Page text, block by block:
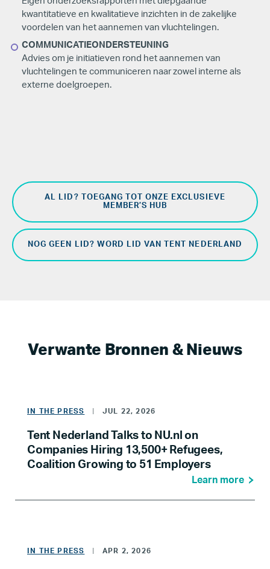
kwantitatieve en kwalitatieve inzichten in de zakelijke
voordelen van het aannemen van vluchtelingen.
COMMUNICATIEONDERSTEUNING
Advies om je initiatieven rond het aannemen van
vluchtelingen te communiceren naar zowel interne als
externe doelgroepen.
AL LID? TOEGANG TOT ONZE EXCLUSIEVE
MEMBER’S HUB
NOG GEEN LID? WORD LID VAN TENT NEDERLAND
Verwante Bronnen & Nieuws
IN THE PRESS JUL 22, 2026
Tent Nederland Talks to NU.nl on
Companies Hiring 13,500+ Refugees,
Coalition Growing to 51 Employers
Learn more
IN THE PRESS APR 2, 2026